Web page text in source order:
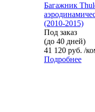
Багажник
(2010-2015)
Под заказ
(до 40 дней)
41 120 руб. /
Подробнее